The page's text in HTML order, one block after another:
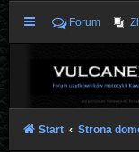
Forum
Start Strona